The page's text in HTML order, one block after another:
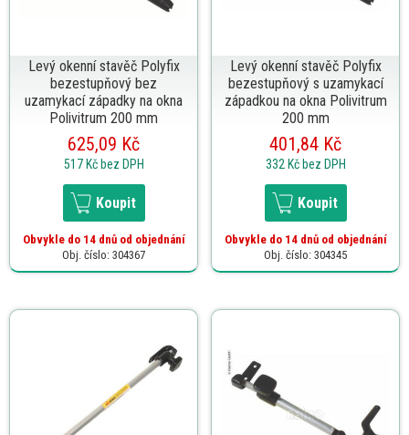
Levý okenní stavěč Polyfix
bezestupňový bez
uzamykací západky na okna
Polivitrum 200 mm
625,09 Kč
517 Kč bez DPH
Koupit
Obvykle do 14 dnů od objednání
Obj. číslo: 304367
Levý okenní stavěč Polyfix
bezestupňový s uzamykací
západkou na okna Polivitrum
200 mm
401,84 Kč
332 Kč bez DPH
Koupit
Obvykle do 14 dnů od objednání
Obj. číslo: 304345